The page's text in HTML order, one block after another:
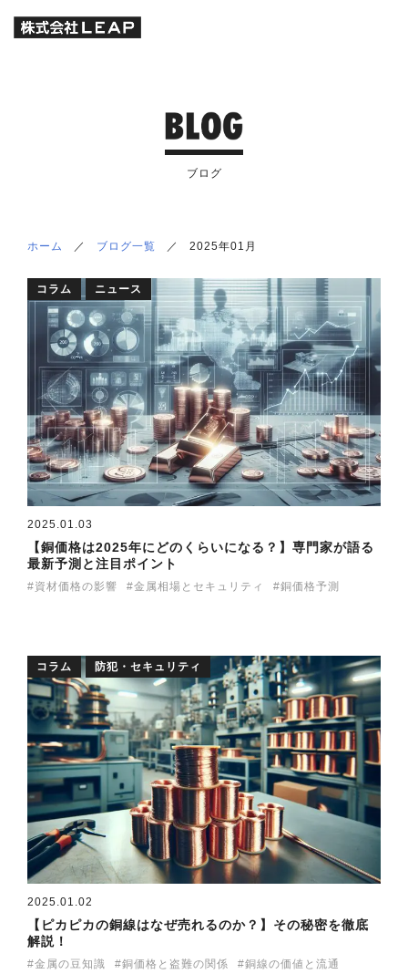
ブログ
ホーム ／ ブログ一覧 ／ 2025年01月
コラム ニュース
2025.01.03
【銅価格は2025年にどのくらいになる？】専門家が語る
最新予測と注目ポイント
資材価格の影響 金属相場とセキュリティ 銅価格予測
コラム 防犯・セキュリティ
2025.01.02
【ピカピカの銅線はなぜ売れるのか？】その秘密を徹底
解説！
金属の豆知識 銅価格と盗難の関係 銅線の価値と流通